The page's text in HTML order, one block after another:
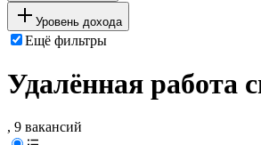
Уровень дохода
Ещё фильтры
Удалённая работа
, 9 вакансий